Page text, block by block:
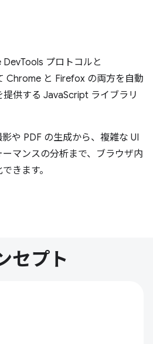
プロトコルと
Chrome と Firefox の両方を自動
供する JavaScript ライブラリ
や PDF の生成から、複雑な UI
マンスの分析まで、ブラウザ内
きます。
セプト